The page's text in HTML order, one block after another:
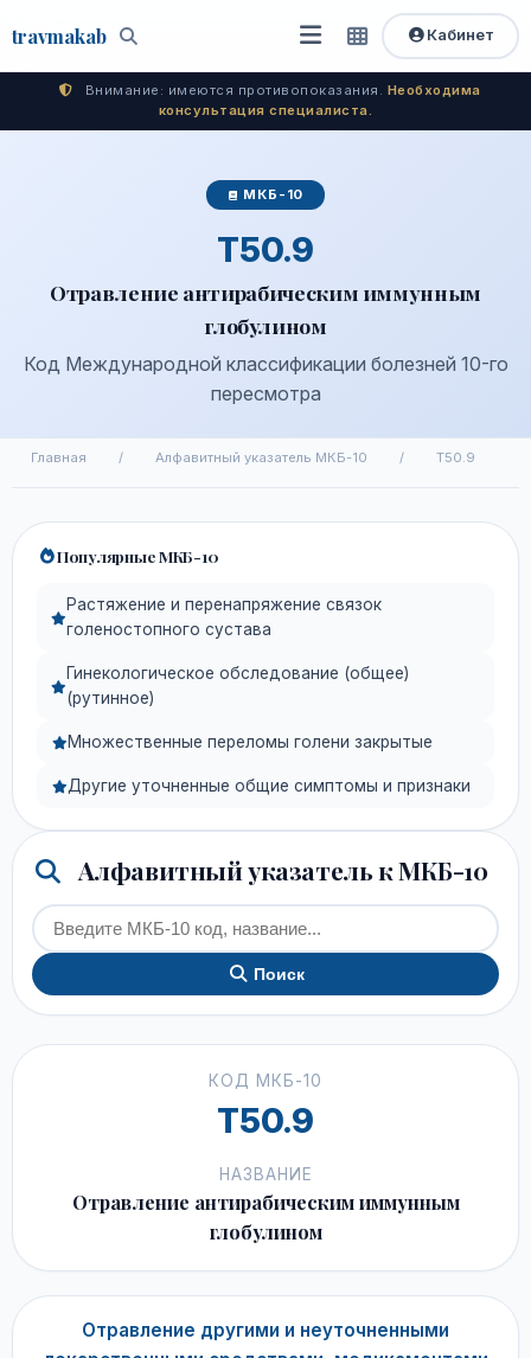
travmakab Поиск
Открыть
меню
Быстрый
доступ
Кабинет
Внимание: имеются противопоказания. Необходима
консультация специалиста.
МКБ-10
T50.9
Отравление антирабическим иммунным
глобулином
Код Международной классификации болезней 10-го
пересмотра
Главная / Алфавитный указатель МКБ-10 / T50.9
Популярные МКБ-10
Растяжение и перенапряжение связок
голеностопного сустава
Гинекологическое обследование (общее)
(рутинное)
Множественные переломы голени закрытые
Другие уточненные общие симптомы и признаки
Алфавитный указатель к МКБ-10
Поиск
КОД МКБ-10
T50.9
НАЗВАНИЕ
Отравление антирабическим иммунным
глобулином
Отравление другими и неуточненными